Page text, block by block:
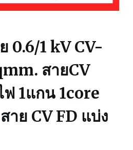
0.6/1 kV CV-
สายCV
1แกน 1core
าย CV FD แบ่ง